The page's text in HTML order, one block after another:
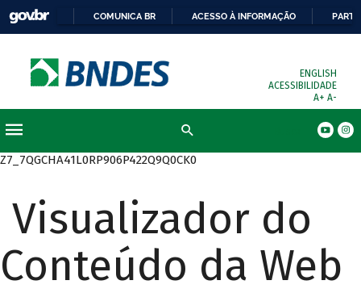
COMUNICA BR ACESSO À INFORMAÇÃO
ENGLISH
ACESSIBILIDADE
A+ A-
Z7_7QGCHA41L0RP906P422Q9Q0CK0
Visualizador do
Conteúdo da Web